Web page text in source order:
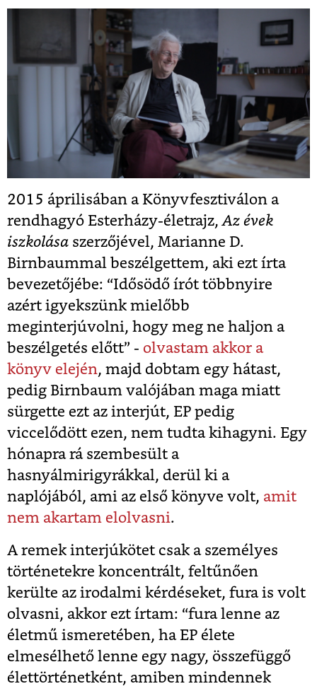
2015 áprilisában a Könyvfesztiválon a
rendhagyó Esterházy-életrajz, Az évek
iszkolása szerzőjével, Marianne D.
Birnbaummal beszélgettem, aki ezt írta
bevezetőjébe: “Idősödő írót többnyire
azért igyekszünk mielőbb
meginterjúvolni, hogy meg ne haljon a
beszélgetés előtt” - olvastam akkor a
könyv elején, majd dobtam egy hátast,
pedig Birnbaum valójában maga miatt
sürgette ezt az interjút, EP pedig
viccelődött ezen, nem tudta kihagyni. Egy
hónapra rá szembesült a
hasnyálmirigyrákkal, derül ki a
naplójából, ami az első könyve volt, amit
nem akartam elolvasni.
A remek interjúkötet csak a személyes
történetekre koncentrált, feltűnően
kerülte az irodalmi kérdéseket, fura is volt
olvasni, akkor ezt írtam: “fura lenne az
életmű ismeretében, ha EP élete
elmesélhető lenne egy nagy, összefüggő
élettörténetként, amiben mindennek